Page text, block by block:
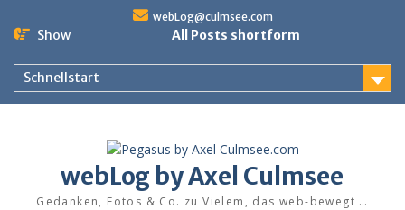
webLog@culmsee.com
Show All Posts shortform
Schnellstart
webLog by Axel Culmsee
Gedanken, Fotos & Co. zu Vielem, das web-bewegt …